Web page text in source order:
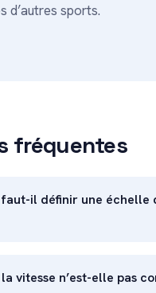
d’autres sports.
fréquentes
il définir une échelle
vitesse n’est-elle pas